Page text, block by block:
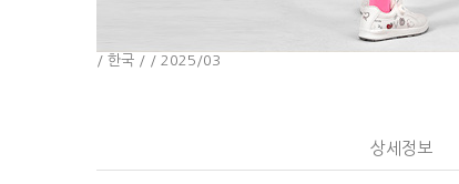
/ 한국 / / 2025/03
상세정보